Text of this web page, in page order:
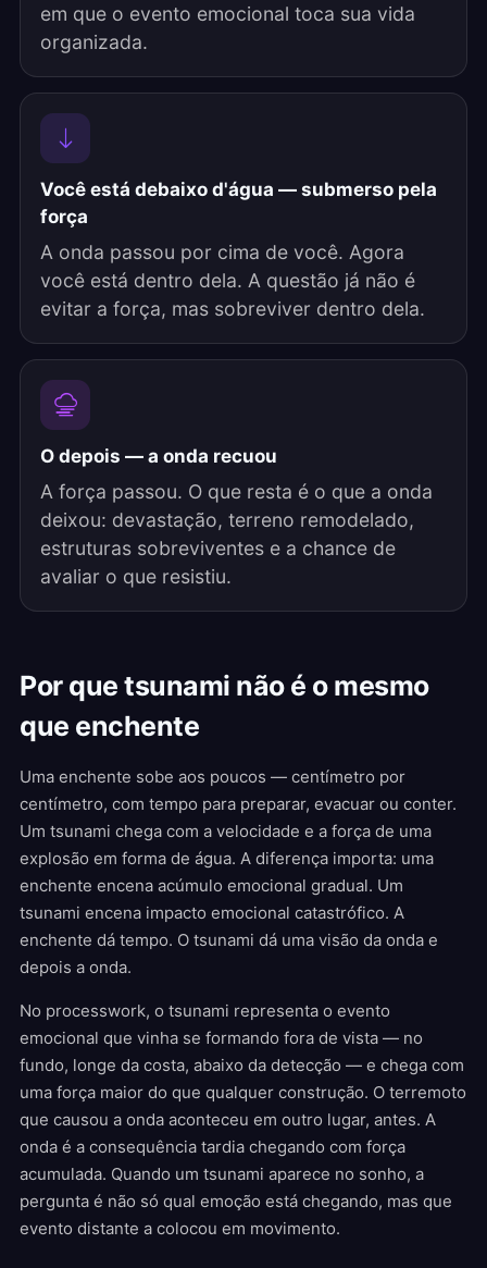
em que o evento emocional toca sua vida
organizada.
Você está debaixo d'água — submerso pela
força
A onda passou por cima de você. Agora
você está dentro dela. A questão já não é
evitar a força, mas sobreviver dentro dela.
O depois — a onda recuou
A força passou. O que resta é o que a onda
deixou: devastação, terreno remodelado,
estruturas sobreviventes e a chance de
avaliar o que resistiu.
Por que tsunami não é o mesmo
que enchente
Uma enchente sobe aos poucos — centímetro por
centímetro, com tempo para preparar, evacuar ou conter.
Um tsunami chega com a velocidade e a força de uma
explosão em forma de água. A diferença importa: uma
enchente encena acúmulo emocional gradual. Um
tsunami encena impacto emocional catastrófico. A
enchente dá tempo. O tsunami dá uma visão da onda e
depois a onda.
No processwork, o tsunami representa o evento
emocional que vinha se formando fora de vista — no
fundo, longe da costa, abaixo da detecção — e chega com
uma força maior do que qualquer construção. O terremoto
que causou a onda aconteceu em outro lugar, antes. A
onda é a consequência tardia chegando com força
acumulada. Quando um tsunami aparece no sonho, a
pergunta é não só qual emoção está chegando, mas que
evento distante a colocou em movimento.